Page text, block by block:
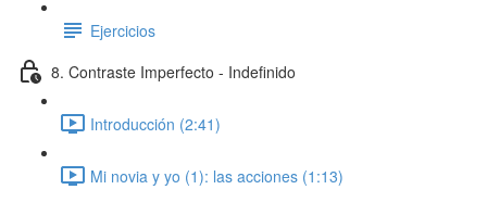
Ejercicios
8. Contraste Imperfecto - Indefinido
Introducción (2:41)
Mi novia y yo (1): las acciones (1:13)